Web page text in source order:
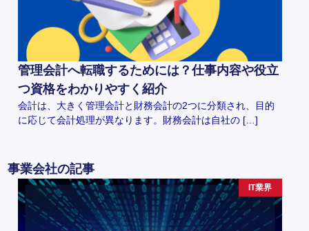
管理会計へ転職するためには？仕事内容や役立
つ資格をわかりやすく紹介
会計は、大きく管理会計と財務会計の2つに分類され、目的
に応じて会計処理が異なります。財務会計は自社の […]
事業会社の記事
IT業界